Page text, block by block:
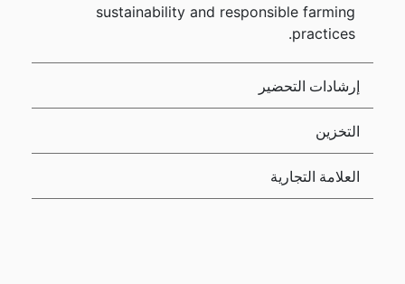
sustainability and responsible farming
practices.
إرشادات التحضير
التخزين
العلامة التجارية